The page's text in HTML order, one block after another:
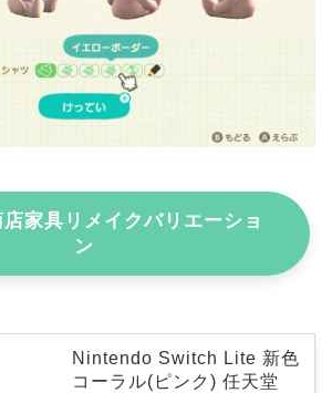
家具リメイクバリエーショ
ン
Nintendo Switch Lite 新色
コーラル(ピンク) 任天堂